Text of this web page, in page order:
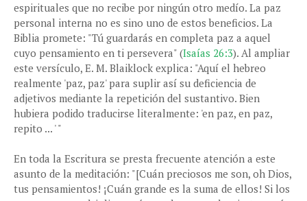
espirituales que no recibe por ningún otro medío. La paz
personal interna no es sino uno de estos beneficios. La
Biblia promete: "Tú guardarás en completa paz a aquel
cuyo pensamiento en ti persevera" (Isaías 26:3). Al ampliar
este versículo, E. M. Blaiklock explica: "Aquí el hebreo
realmente 'paz, paz' para suplir así su deficiencia de
adjetivos mediante la repetición del sustantivo. Bien
hubiera podido traducirse literalmente: 'en paz, en paz,
repito ... ' "
En toda la Escritura se presta frecuente atención a este
asunto de la meditación: "[Cuán preciosos me son, oh Dios,
tus pensamientos! ¡Cuán grande es la suma de ellos! Si los